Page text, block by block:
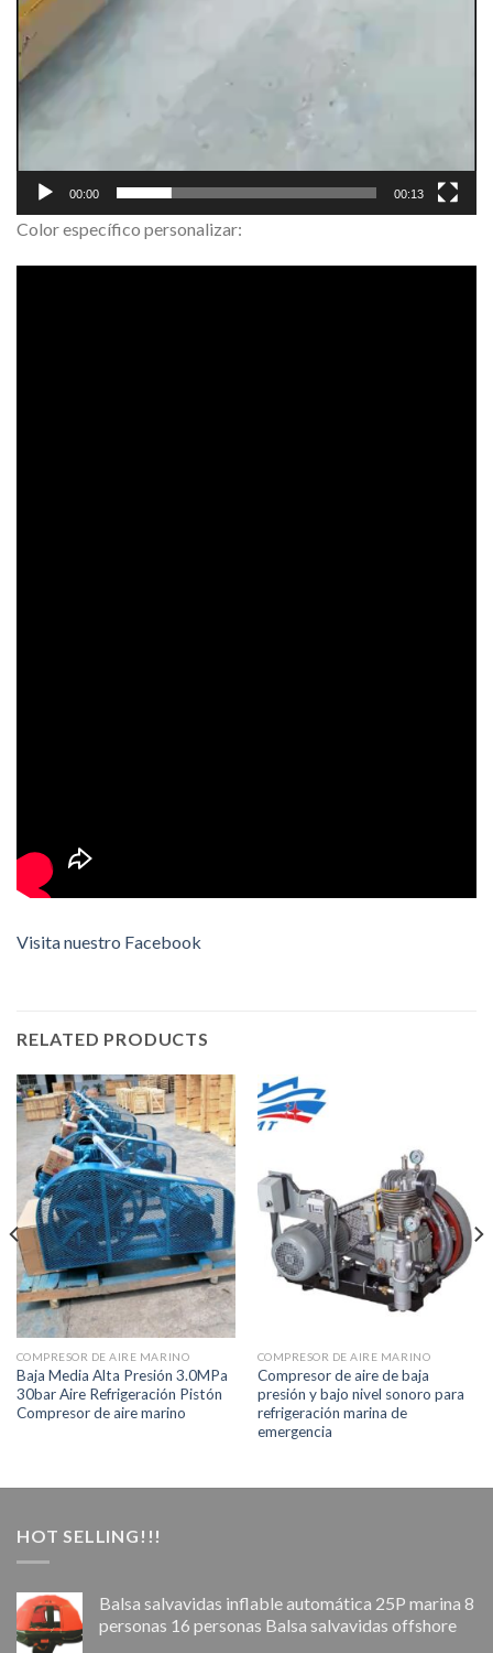
00:00 00:13
Color específico personalizar:
Visita nuestro Facebook
RELATED PRODUCTS
COMPRESOR DE AIRE MARINO
Baja Media Alta Presión 3.0MPa
30bar Aire Refrigeración Pistón
Compresor de aire marino
COMPRESOR DE AIRE MARINO
Compresor de aire de baja
presión y bajo nivel sonoro para
refrigeración marina de
emergencia
HOT SELLING!!!
Balsa salvavidas inflable automática 25P marina 8
personas 16 personas Balsa salvavidas offshore